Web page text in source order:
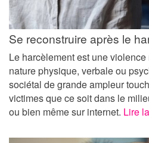
Se reconstruire après le
Le harcèlement est une
nature physique, verbale ou
sociétal de grande ampleur
victimes que ce soit dans le
ou bien même sur internet. Lire